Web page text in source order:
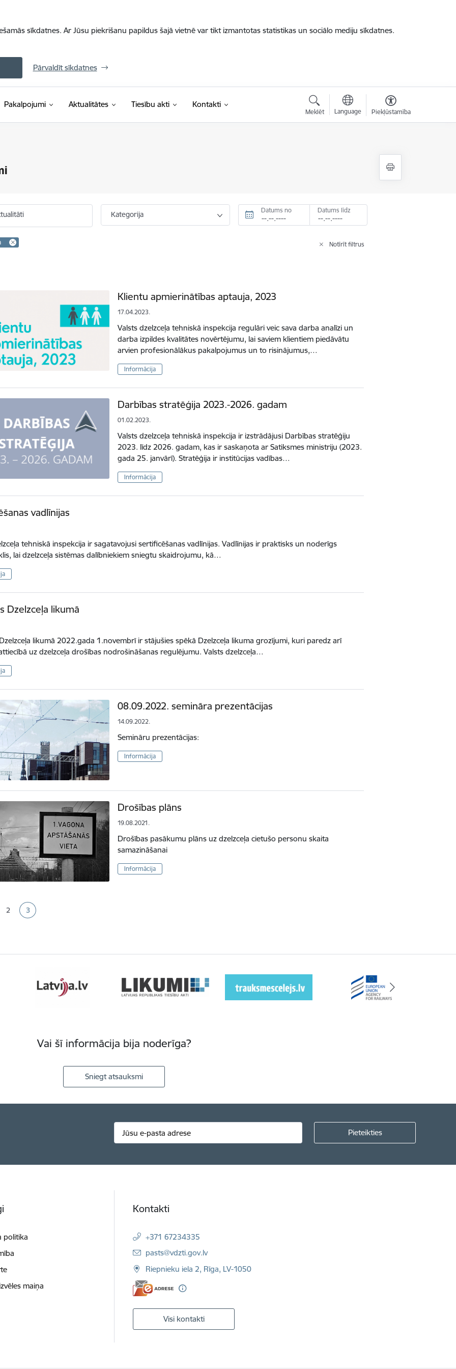
sīkdatnes. Ar Jūsu piekrišanu papildus šajā vietnē var tikt izmantotas statistikas un sociālo mediju sīkdatnes.
Pārvaldīt sīkdatnes
Pakalpojumi Aktualitātes Tiesību akti Kontakti
Meklēt Language Piekļūstamība
Kategorija Datums no Datums līdz
Notīrīt filtrus
Klientu apmierinātības aptauja, 2023
17.04.2023.
Valsts dzelzceļa tehniskā inspekcija regulāri veic sava darba analīzi un
darba izpildes kvalitātes novērtējumu, lai saviem klientiem piedāvātu
arvien profesionālākus pakalpojumus un to risinājumus,…
Informācija
Darbības stratēģija 2023.-2026. gadam
01.02.2023.
Valsts dzelzceļa tehniskā inspekcija ir izstrādājusi Darbības stratēģiju
2023. līdz 2026. gadam, kas ir saskaņota ar Satiksmes ministriju (2023.
gada 25. janvārī). Stratēģija ir institūcijas vadības…
Informācija
vadlīnijas
tehniskā inspekcija ir sagatavojusi sertificēšanas vadlīnijas. Vadlīnijas ir praktisks un noderīgs
lai dzelzceļa sistēmas dalībniekiem sniegtu skaidrojumu, kā…
Dzelzceļa likumā
likumā 2022.gada 1.novembrī ir stājušies spēkā Dzelzceļa likuma grozījumi, kuri paredz arī
uz dzelzceļa drošības nodrošināšanas regulējumu. Valsts dzelzceļa…
08.09.2022. semināra prezentācijas
14.09.2022.
Semināru prezentācijas:
Informācija
Drošības plāns
19.08.2021.
Drošības pasākumu plāns uz dzelzceļa cietušo personu skaita
samazināšanai
Informācija
Lapa
2 Pašreizējā lapa
3
Vai šī informācija bija noderīga?
Sniegt atsauksmi
politika
maiņa
Kontakti
+371 67234335
E-pasts:
pasts@vdzti.gov.lv
Riepnieku iela 2, Rīga, LV-1050
Visi kontakti